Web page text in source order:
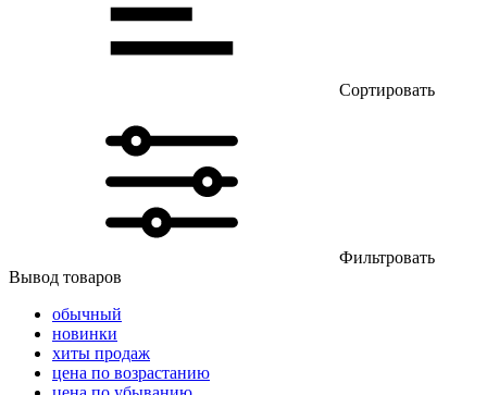
Сортировать
Фильтровать
Вывод товаров
обычный
новинки
хиты продаж
цена по возрастанию